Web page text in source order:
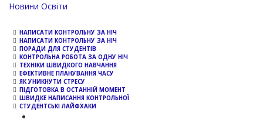
Channel
Новини Освіти
НАПИСАТИ КОНТРОЛЬНУ ЗА НІЧ
НАПИСАТИ КОНТРОЛЬНУ ЗА НІЧ
ПОРАДИ ДЛЯ СТУДЕНТІВ
КОНТРОЛЬНА РОБОТА ЗА ОДНУ НІЧ
ТЕХНІКИ ШВИДКОГО НАВЧАННЯ
ЕФЕКТИВНЕ ПЛАНУВАННЯ ЧАСУ
ЯК УНИКНУТИ СТРЕСУ
ПІДГОТОВКА В ОСТАННІЙ МОМЕНТ
ШВИДКЕ НАПИСАННЯ КОНТРОЛЬНОЇ
СТУДЕНТСЬКІ ЛАЙФХАКИ